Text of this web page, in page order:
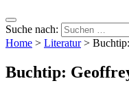
Suche nach:
Home > Literatur>
Buchtip: